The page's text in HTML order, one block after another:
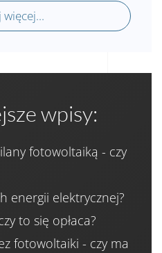
więcej...
wpisy:
fotowoltaiką - czy
energii elektrycznej?
to się opłaca?
fotowoltaiki - czy ma